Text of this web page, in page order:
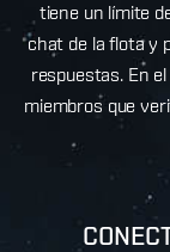
tiene un límite
chat de la flota y
respuestas. En
miembros que